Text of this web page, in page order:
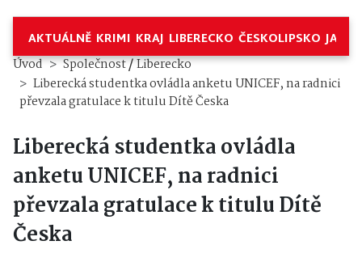
AKTUÁLNĚ KRIMI KRAJ LIBERECKO ČESKOLIPSKO
Úvod Společnost/Liberecko
Liberecká studentka ovládla anketu UNICEF, na radnici
převzala gratulace k titulu Dítě Česka
Liberecká studentka ovládla
anketu UNICEF, na radnici
převzala gratulace k titulu Dítě
Česka